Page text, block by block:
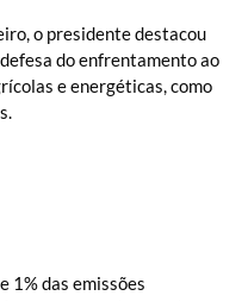
o presidente destacou
do enfrentamento ao
e energéticas, como
1% das emissões